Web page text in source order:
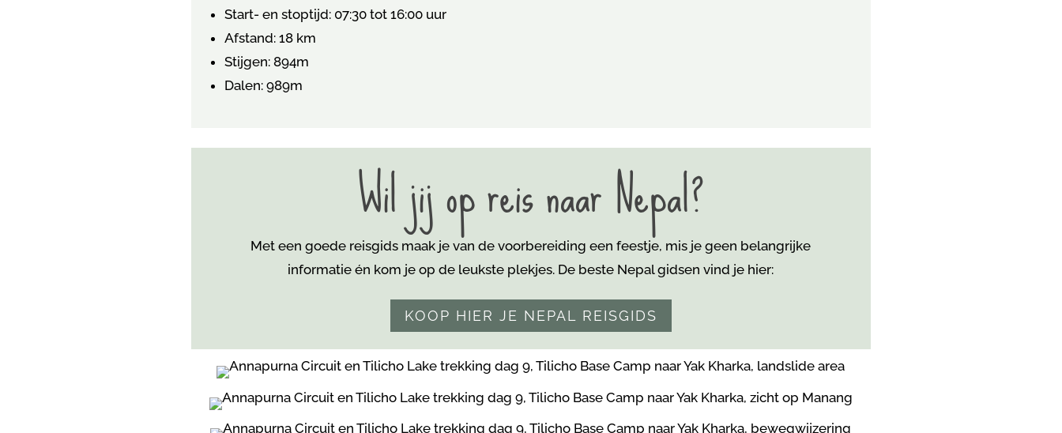
Start- en stoptijd: 07:30 tot 16:00 uur
Afstand: 18 km
Stijgen: 894m
Dalen: 989m
Wil jij op reis naar Nepal?
Met een goede reisgids maak je van de voorbereiding een feestje, mis je geen belangrijke
informatie én kom jeop de leukste plekjes. De beste Nepal gidsen vind je hier:
KOOP HIER JE NEPAL REISGIDS